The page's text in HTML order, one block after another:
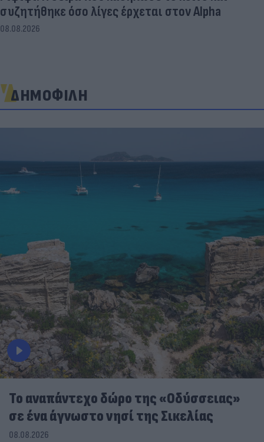
συζητήθηκε όσο λίγες έρχεται στον Alpha
08.08.2026
ΔΗΜΟΦΙΛΗ
To αναπάντεχο δώρο της «Οδύσσειας»
σε ένα άγνωστο νησί της Σικελίας
08.08.2026